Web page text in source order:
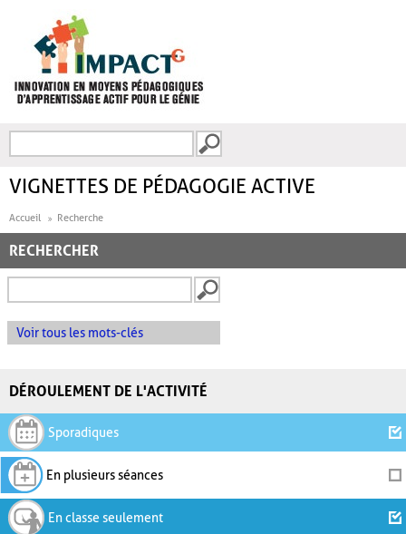
FORMULAIRE DE
VIGNETTES DE PÉDAGOGIE ACTIVE
Accueil Recherche
RECHERCHER
Voir tous les mots-clés
DÉROULEMENT DE L'ACTIVITÉ
Sporadiques
En plusieurs séances
En classe seulement